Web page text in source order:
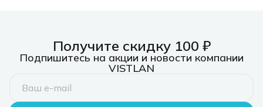
Получите скидку 100 ₽
Подпишитесь на акции и новости компании
VISTLAN